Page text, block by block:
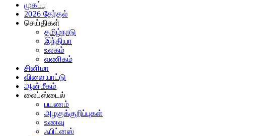
முகப்பு
2026 தேர்தல்
செய்திகள்
தமிழ்நாடு
இந்தியா
உலகம்
வணிகம்
சினிமா
விளையாட்டு
ஆன்மீகம்
லைப்ஸ்டைல்
பயணம்
அழகுக்குறிப்புகள்
உணவு
ஃபிட்னஸ்